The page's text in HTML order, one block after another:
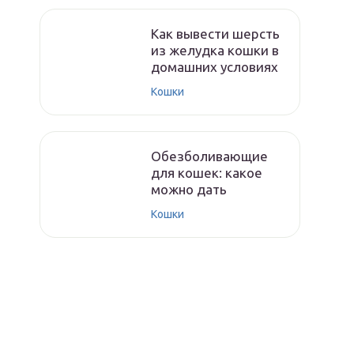
Как вывести шерсть
из желудка кошки в
домашних условиях
Кошки
Обезболивающие
для кошек: какое
можно дать
Кошки